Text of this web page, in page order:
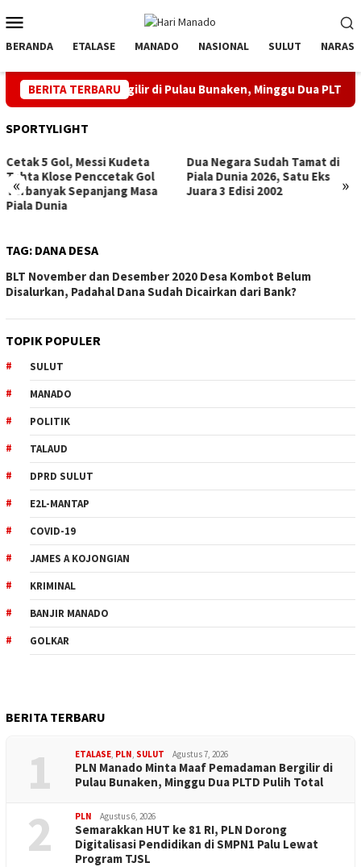
ke
kontenMobile
BERANDA ETALASE MANADO NASIONAL SULUT NARASI
BERITA TERBARU
Pemadaman Bergilir di Pulau Bunaken, Minggu Dua PLTD
SPORTYLIGHT
« »
Dua Negara Sudah Tamat di
Piala Dunia 2026, Satu Eks
Juara 3 Edisi 2002
Hattrick, Messi Top Score
(Sementara) Pildun
TAG: DANA DESA
BLT November dan Desember 2020 Desa Kombot Belum
Disalurkan, Padahal Dana Sudah Dicairkan dari Bank?
TOPIK POPULER
SULUT
MANADO
POLITIK
TALAUD
DPRD SULUT
E2L-MANTAP
COVID-19
JAMES A KOJONGIAN
KRIMINAL
BANJIR MANADO
GOLKAR
BERITA TERBARU
1 ETALASE, PLN, SULUT Agustus 7, 2026
PLN Manado Minta Maaf Pemadaman Bergilir di
Pulau Bunaken, Minggu Dua PLTD Pulih Total
2 PLN Agustus 6, 2026
Semarakkan HUT ke 81 RI, PLN Dorong
Digitalisasi Pendidikan di SMPN1 Palu Lewat
Program TJSL